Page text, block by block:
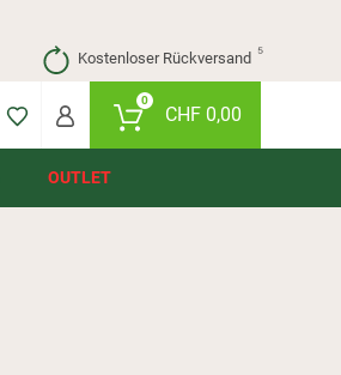
Kostenloser Rückversand ⁵
0
CHF0,00
OUTLET